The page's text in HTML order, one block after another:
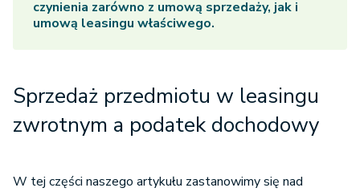
czynienia zarówno z umową sprzedaży, jak i
umową leasingu właściwego.
Sprzedaż przedmiotu w leasingu
zwrotnym a podatek dochodowy
W tej części naszego artykułu zastanowimy się nad